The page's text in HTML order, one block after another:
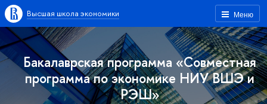
Меню
Высшая школа экономики
Бакалаврская программа «Совместная
программа по экономике НИУ ВШЭ и
РЭШ»